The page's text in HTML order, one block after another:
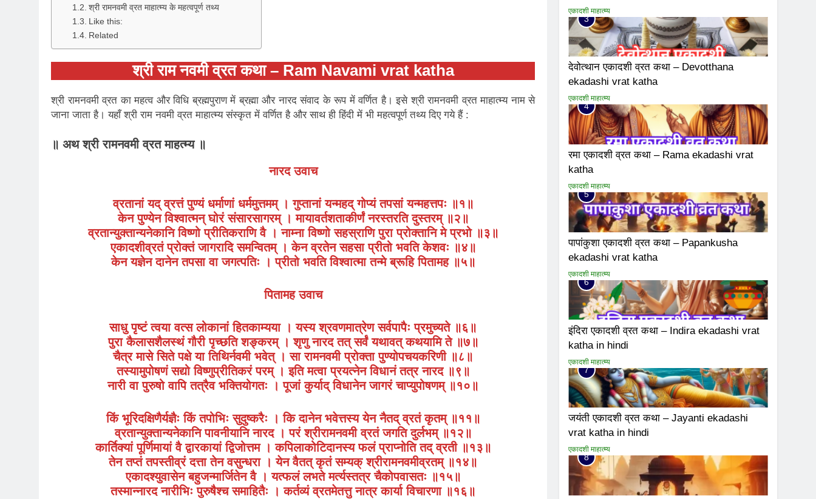
श्री रामनवमी व्रत माहात्म्य के महत्वपूर्ण तथ्य
Like this:
Related
श्री राम नवमी व्रत कथा – Ram Navami vrat katha
श्री रामनवमी व्रत का महत्व और विधि ब्रह्मपुराण में ब्रह्मा और नारद संवाद के रूप में वर्णित है। इसे श्री रामनवमी व्रत माहात्म्य नाम से
जाना जाता है। यहाँ श्री राम नवमी व्रत माहात्म्य संस्कृत में वर्णित है और साथ ही हिंदी में भी महत्वपूर्ण तथ्य दिए गये हैं :
॥ अथ श्री रामनवमी व्रत माहत्म्य ॥
नारद उवाच
व्रतानां यद् व्रत्तं पुण्यं धर्माणां धर्ममुत्तमम् । गुप्तानां यन्महद् गोप्यं तपसां यन्महत्तपः ॥१॥
केन पुण्येन विश्वात्मन् घोरं संसारसागरम् । मायावर्तशताकीर्णं नरस्तरति दुस्तरम् ॥२॥
व्रतान्युक्तान्यनेकानि विष्णो प्रीतिकराणि वै । नाम्ना विष्णो सहस्राणि पुरा प्रोक्तानि मे प्रभो ॥३॥
एकादशीव्रतं प्रोक्तं जागरादि समन्वितम् । केन व्रतेन सहसा प्रीतो भवति केशवः ॥४॥
केन यज्ञेन दानेन तपसा वा जगत्पतिः । प्रीतो भवति विश्वात्मा तन्मे ब्रूहि पितामह ॥५॥
पितामह उवाच
साधु पृष्टं त्वया वत्स लोकानां हितकाम्यया । यस्य श्रवणमात्रेण सर्वपापैः प्रमुच्यते ॥६॥
पुरा कैलासशैलस्थं गौरी पृच्छति शङ्करम् । शृणु नारद तत् सर्वं यथावत् कथयामि ते ॥७॥
चैत्र मासे सिते पक्षे या तिथिर्नवमी भवेत् । सा रामनवमी प्रोक्ता पुण्योपचयकरिणी ॥८॥
तस्यामुपोषणं सद्यो विष्णुप्रीतिकरं परम् । इति मत्वा प्रयत्नेन विधानं तत्र नारद ॥९॥
नारी वा पुरुषो वापि तत्रैव भक्तियोगतः । पूजां कुर्याद् विधानेन जागरं चाप्युपोषणम् ॥१०॥
किं भूरिदक्षिणैर्यज्ञैः किं तपोभिः सुदुष्करैः । कि दानेन भवेत्तस्य येन नैतद् व्रतं कृतम् ॥११॥
व्रतान्युक्तान्यनेकानि पावनीयानि नारद । परं श्रीरामनवमी व्रतं जगति दुर्लभम् ॥१२॥
कार्तिक्यां पूर्णिमायां वै द्वारकायां द्विजोत्तम । कपिलाकोटिदानस्य फलं प्राप्नोति तद् व्रती ॥१३॥
तेन तप्तं तपस्तीव्रं दत्ता तेन वसुन्धरा । येन वैतत् कृतं सम्यक् श्रीरामनवमीव्रतम् ॥१४॥
एकादश्युवासेन बहुजन्मार्जितेन वै । यत्फलं लभते मर्त्यस्तत्र चैकोपवासतः ॥१५॥
तस्मान्नारद नारीभिः पुरुषैश्च समाहितैः । कर्तव्यं व्रतमेतत्तु नात्र कार्या विचारणा ॥१६॥
एकादशी माहात्म्य
3
देवोत्थान एकादशी व्रत कथा – Devotthana
ekadashi vrat katha
एकादशी माहात्म्य
4
रमा एकादशी व्रत कथा – Rama ekadashi vrat
katha
एकादशी माहात्म्य
5
पापांकुशा एकादशी व्रत कथा – Papankusha
ekadashi vrat katha
एकादशी माहात्म्य
6
इंदिरा एकादशी व्रत कथा – Indira ekadashi vrat
katha in hindi
एकादशी माहात्म्य
7
जयंती एकादशी व्रत कथा – Jayanti ekadashi
vrat katha in hindi
एकादशी माहात्म्य
8